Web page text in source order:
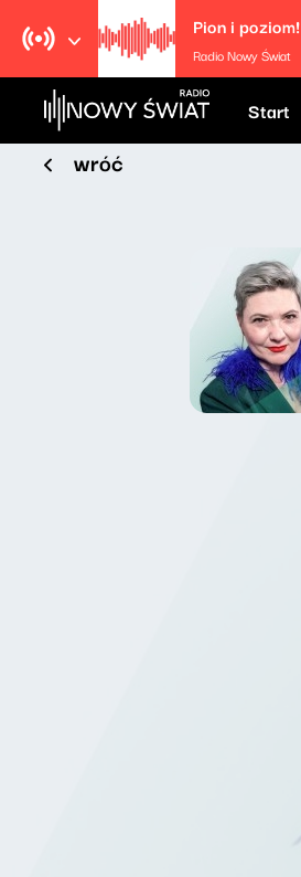
Pion i poziom!
Radio Nowy Świat
Start
wróć